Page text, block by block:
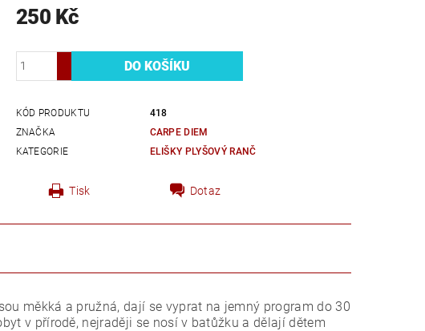
250 Kč
KÓD PRODUKTU
418
ZNAČKA
CARPE DIEM
KATEGORIE
ELIŠKY PLYŠOVÝ RANČ
Tisk Dotaz
měkká a pružná, dají se vyprat na jemný program do 30
v přírodě, nejraději se nosí v batůžku a dělají dětem